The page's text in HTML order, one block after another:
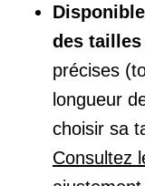
des
précises
longueur
choisir sa
Consultez